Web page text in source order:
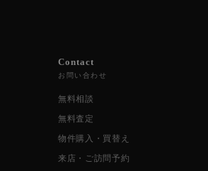
Contact
お問い合わせ
無料相談
無料査定
物件購入・買替え
来店・ご訪問予約